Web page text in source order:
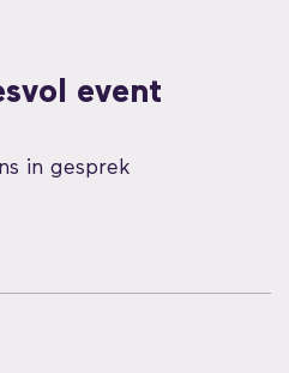
event
in gesprek